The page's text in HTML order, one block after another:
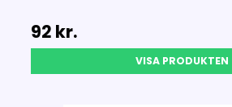
92 kr.
VISA PRODUKTEN